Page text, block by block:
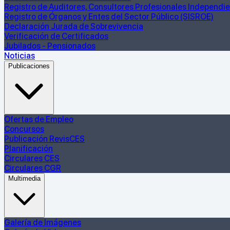
Registro de Auditores, Consultores Profesionales
Registro de Órganos y Entes del Sector Público (SISROE)
Declaración Jurada de Sobrevivencia
Verificación de Certificados
Jubilados - Pensionados
Noticias
Publicaciones
Ofertas de Empleo
Concursos
Publicación RevisCES
Planificación
Circulares CES
Circulares CGR
Multimedia
Galería de Imágenes